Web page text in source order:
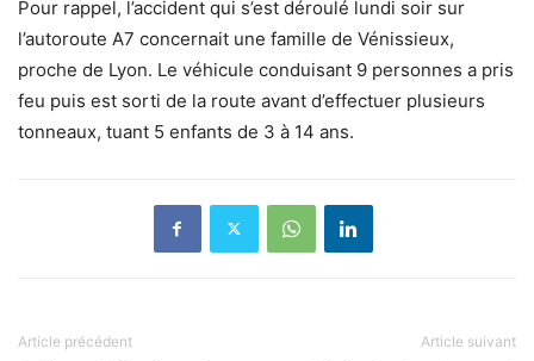
Pour rappel, l’accident qui s’est déroulé lundi soir sur
l’autoroute A7 concernait une famille de Vénissieux,
proche de Lyon. Le véhicule conduisant 9 personnes a pris
feu puis est sorti de la route avant d’effectuer plusieurs
tonneaux, tuant 5 enfants de 3 à 14 ans.
Article précédent Article suivant